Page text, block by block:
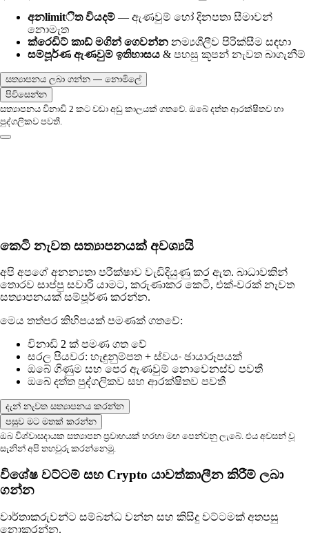
අනlimitිත වියදම් — ඇණවුම් හෝ දිනපතා සීමාවන්
නොමැත
ක්රෙඩිට් කාඩ් මගින් ගෙවන්න නම්‍යශීලීව පිරික්සීම සඳහා
සම්පූර්ණ ඇණවුම් ඉතිහාසය & පහසු කූපන් නැවත බාගැනීම්
සත්‍යාපනය ලබා ගන්න — නොමිලේ
පිවිසෙන්න
සත්‍යාපනය විනාඩි 2 කට වඩා අඩු කාලයක් ගතවේ. ඔබේ දත්ත ආරක්ෂිතව හා
පුද්ගලිකව පවතී.
කෙටි නැවත සත්‍යාපනයක් අවශ්‍යයි
අපි අපගේ අනන්‍යතා පරීක්ෂාව වැඩිදියුණු කර ඇත. බාධාවකින්
තොරව සාප්පු සවාරි යාමට, කරුණාකර කෙටි, එක්-වරක් නැවත
සත්‍යාපනයක් සම්පූර්ණ කරන්න.
මෙය තත්පර කිහිපයක් පමණක් ගතවේ:
විනාඩි 2 ක් පමණ ගත වේ
සරල පියවර: හැඳුනුම්පත + ස්වයං ඡායාරූපයක්
ඔබේ ගිණුම සහ පෙර ඇණවුම් නොවෙනස්ව පවතී
ඔබේ දත්ත පුද්ගලිකව සහ ආරක්ෂිතව පවතී
දැන් නැවත සත්‍යාපනය කරන්න
පසුව මට මතක් කරන්න
ඔබ විශ්වාසදායක සත්‍යාපන ප්‍රවාහයක් හරහා මඟ පෙන්වනු ලැබේ. එය අවසන් වූ
සැනින් අපි තහවුරු කරන්නෙමු.
විශේෂ වට්ටම් සහ Crypto යාවත්කාලීන කිරීම් ලබා
ගන්න
වාර්තාකරුවන්ට සම්බන්ධ වන්න සහ කිසිදු වට්ටමක් අතපසු
නොකරන්න.